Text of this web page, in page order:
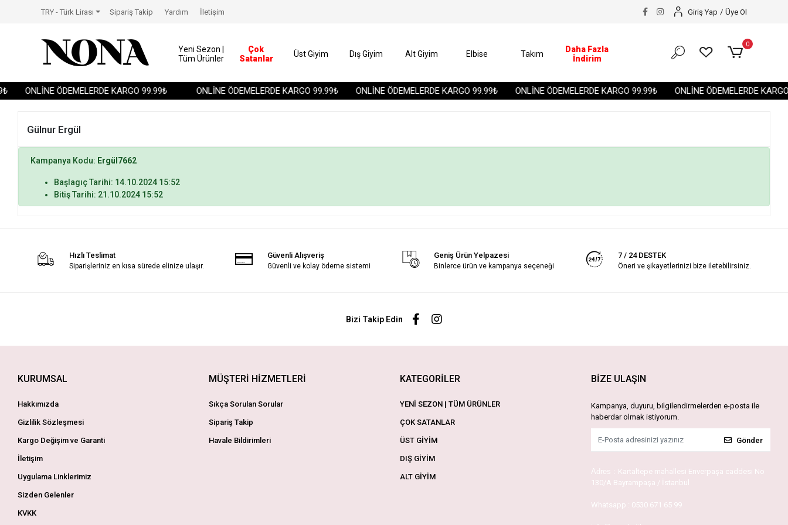
ONLİNE ÖDEMELERDE KARGO 99.99₺ ONLİNE ÖDEMELERDE KARGO 99.99₺ ONLİNE ÖDEMELERDE KARGO 99.99₺ ONLİNE ÖDEMELERDE KARGO 99.99₺ ONLİNE ÖDEMELERDE
TRY - Türk Lirası Sipariş Takip Yardım İletişim Giriş Yap / Üye Ol
Yeni Sezon |
Tüm Ürünler
Çok
Satanlar
Üst Giyim Dış Giyim Alt Giyim Elbise Takım
Daha Fazla
İndirim
0
Gülnur Ergül
Kampanya Kodu: Ergül7662
Başlagıç Tarihi: 14.10.2024 15:52
Bitiş Tarihi: 21.10.2024 15:52
Hızlı Teslimat
Siparişleriniz en kısa sürede elinize ulaşır.
Güvenli Alışveriş
Güvenli ve kolay ödeme sistemi
Geniş Ürün Yelpazesi
Binlerce ürün ve kampanya seçeneği
7 / 24 DESTEK
Öneri ve şikayetlerinizi bize iletebilirsiniz.
Bizi Takip Edin
KURUMSAL
Hakkımızda
Gizlilik Sözleşmesi
Kargo Değişim ve Garanti
İletişim
Uygulama Linklerimiz
Sizden Gelenler
KVKK
MÜŞTERİ HİZMETLERİ
Sıkça Sorulan Sorular
Sipariş Takip
Havale Bildirimleri
KATEGORİLER
YENİ SEZON | TÜM ÜRÜNLER
ÇOK SATANLAR
ÜST GİYİM
DIŞ GİYİM
ALT GİYİM
BİZE ULAŞIN
Kampanya, duyuru, bilgilendirmelerden e-posta ile
haberdar olmak istiyorum.
Gönder
Adres : Kartaltepe mahallesi Enverpaşa caddesi No
130/A Bayrampaşa / İstanbul
Whatsapp : 0530 671 65 99